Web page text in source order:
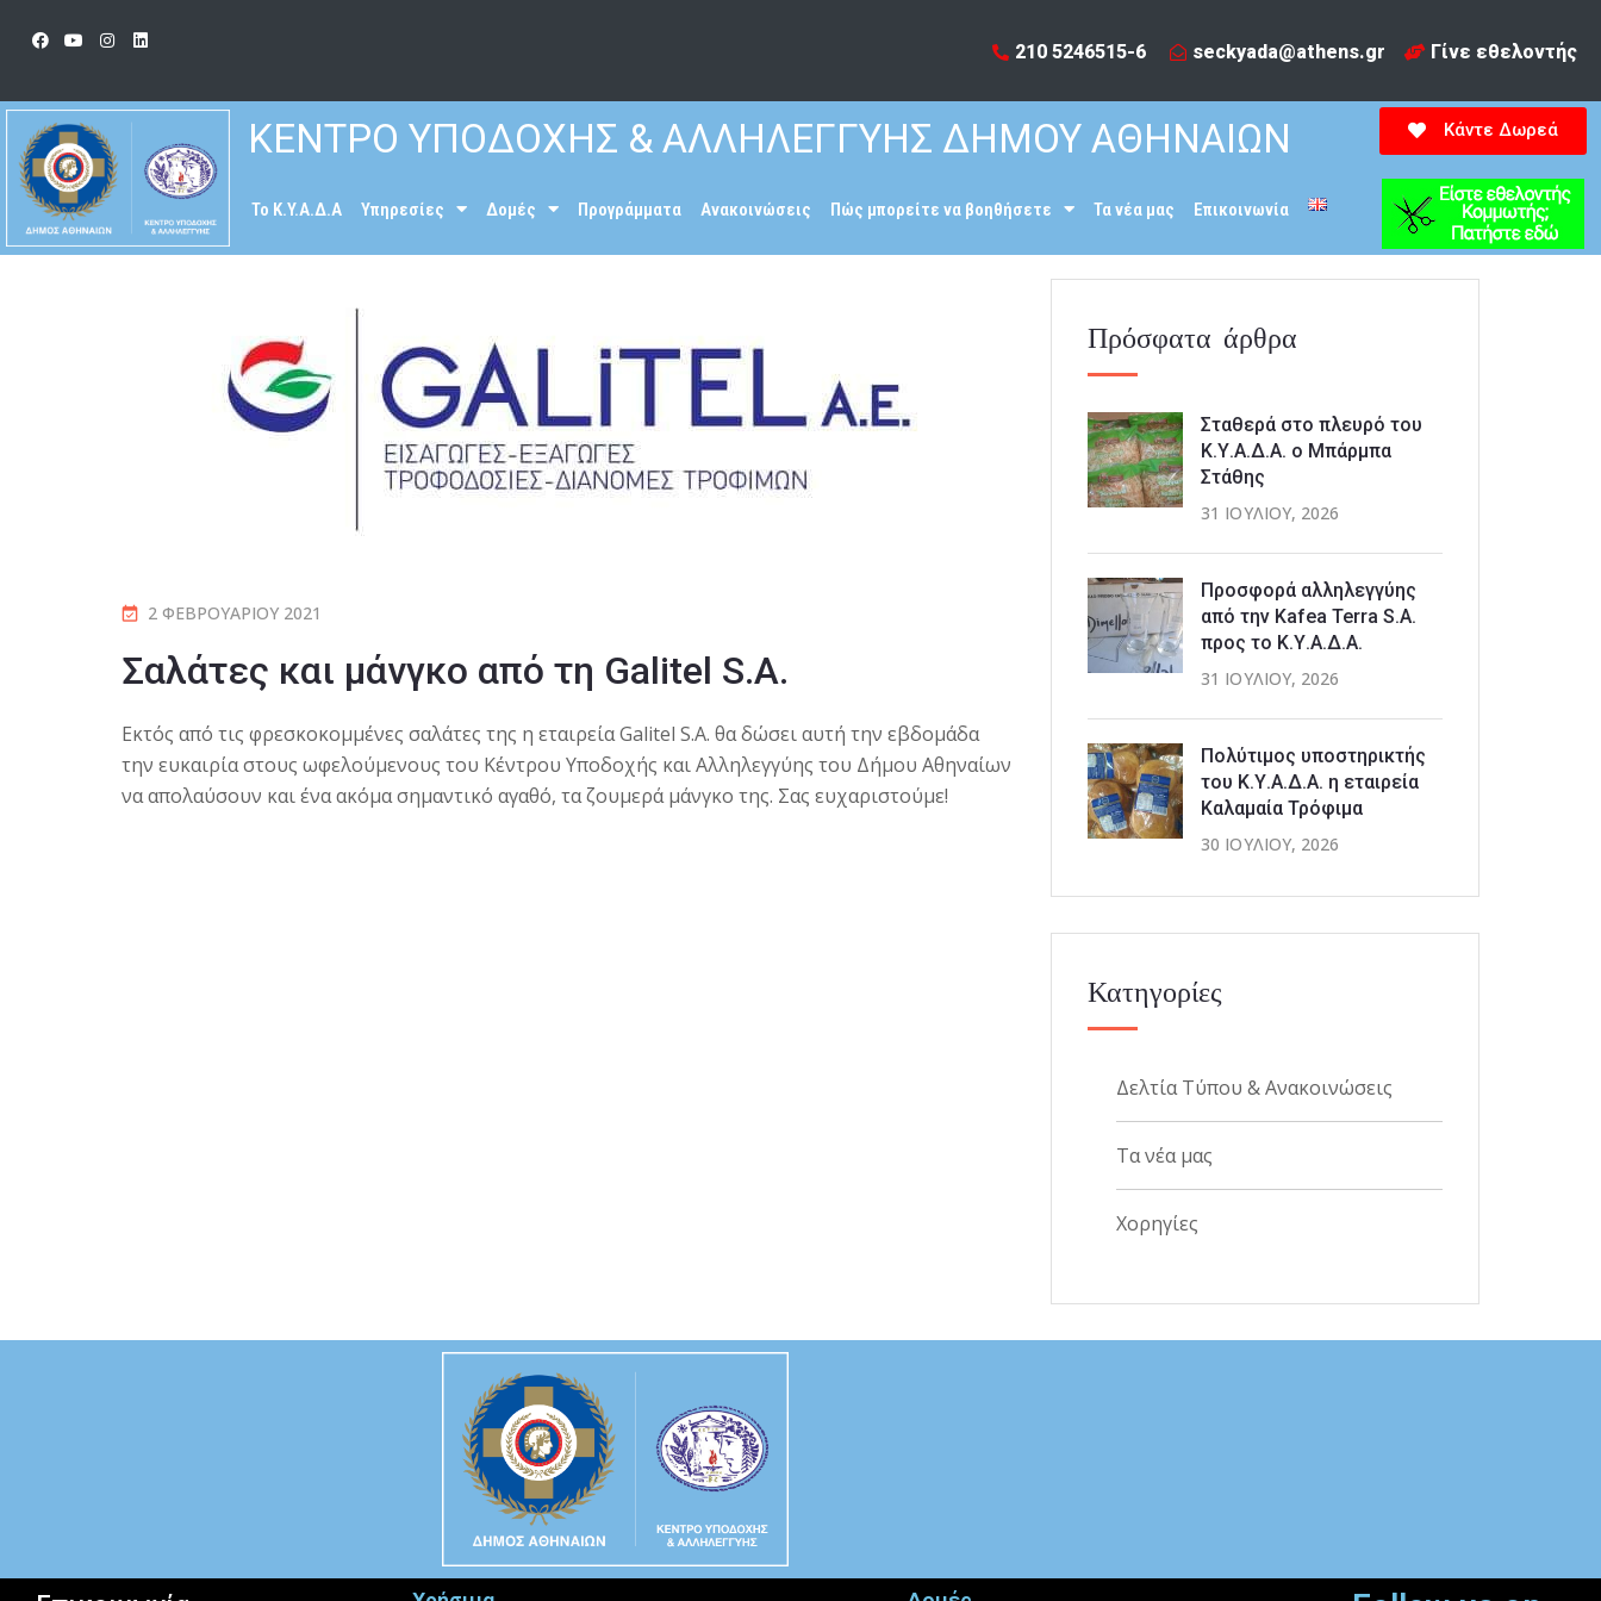
210 5246515-6​ seckyada@athens.gr Γίνε εθελοντής
ΚΕΝΤΡΟ ΥΠΟΔΟΧΗΣ & ΑΛΛΗΛΕΓΓΥΗΣ ΔΗΜΟΥ ΑΘΗΝΑΙΩΝ
To K.Y.A.Δ.Α Υπηρεσίες Δομές Προγράμματα Ανακοινώσεις Πώς μπορείτε να βοηθήσετε Τα νέα μας Επικοινωνία
Κάντε Δωρεά
2 ΦΕΒΡΟΥΑΡΊΟΥ 2021
Σαλάτες και μάνγκο από τη Galitel S.A.
Εκτός από τις φρεσκοκομμένες σαλάτες της η εταιρεία Galitel S.A. θα δώσει αυτή την εβδομάδα
την ευκαιρία στους ωφελούμενους του Κέντρου Υποδοχής και Αλληλεγγύης του Δήμου Αθηναίων
να απολαύσουν και ένα ακόμα σημαντικό αγαθό, τα ζουμερά μάνγκο της. Σας ευχαριστούμε!
Πρόσφατα άρθρα
Σταθερά στο πλευρό του
Κ.Υ.Α.Δ.Α. ο Μπάρμπα
Στάθης
31 ΙΟΥΛΊΟΥ, 2026
Προσφορά αλληλεγγύης
από την Kafea Terra S.A.
προς το Κ.Υ.Α.Δ.Α.
31 ΙΟΥΛΊΟΥ, 2026
Πολύτιμος υποστηρικτής
του Κ.Υ.Α.Δ.Α. η εταιρεία
Καλαμαία Τρόφιμα
30 ΙΟΥΛΊΟΥ, 2026
Κατηγορίες
Δελτία Τύπου & Ανακοινώσεις
Τα νέα μας
Χορηγίες